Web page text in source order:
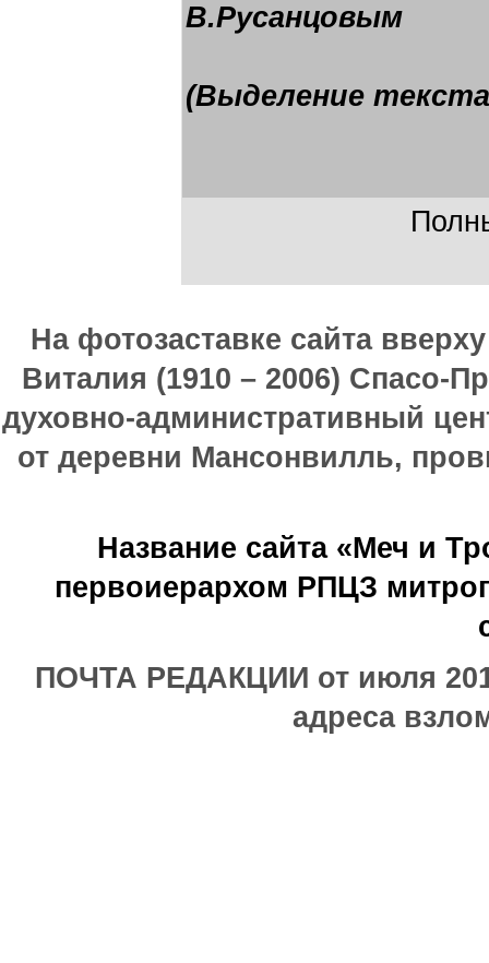
В.Русанцовым
(Выделение
На фотозаставке сайта
Виталия (1910 – 2006) Спасо-
духовно-административный
от деревни Мансонвилль,
Название сайта «Меч и
первоиерархом РПЦЗ
ПОЧТА РЕДАКЦИИ от июля
адреса